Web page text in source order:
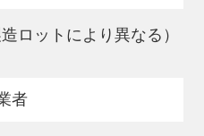
ロットにより異なる）
者